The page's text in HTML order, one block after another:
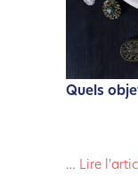
Quels
… Lire